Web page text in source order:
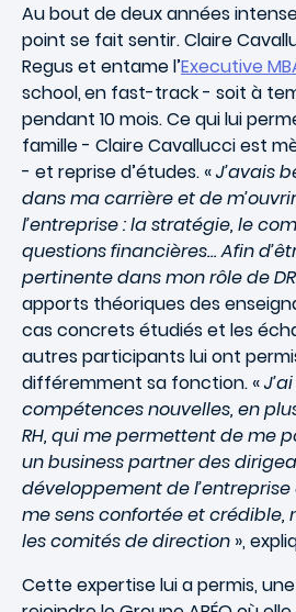
Au bout de deux années
point se fait sentir. Claire
Regus et entame l’Executive
school,en fast-track - soit à
pendant 10 mois. Ce qui lui
famille - Claire Cavallucci est
- et reprise d’études. «J’avais
dans ma carrière et de
l’entreprise : la stratégie, le
questions financières… Afin
pertinentedans mon rôle de
apports théoriques des
cas concrets étudiés et les
autres participants lui ont
différemment sa fonction. «
compétences nouvelles, en
RH, qui me permettent de me
un business partner des
développement de l’entreprise
me sens confortée et
les comités de direction »,
Cette expertise lui a permis,